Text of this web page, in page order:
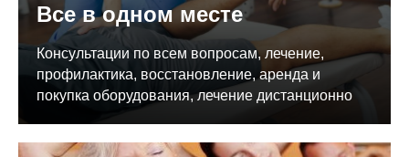
Все в одном месте
Консультации по всем вопросам, лечение,
профилактика, восстановление, аренда и
покупка оборудования, лечение дистанционно